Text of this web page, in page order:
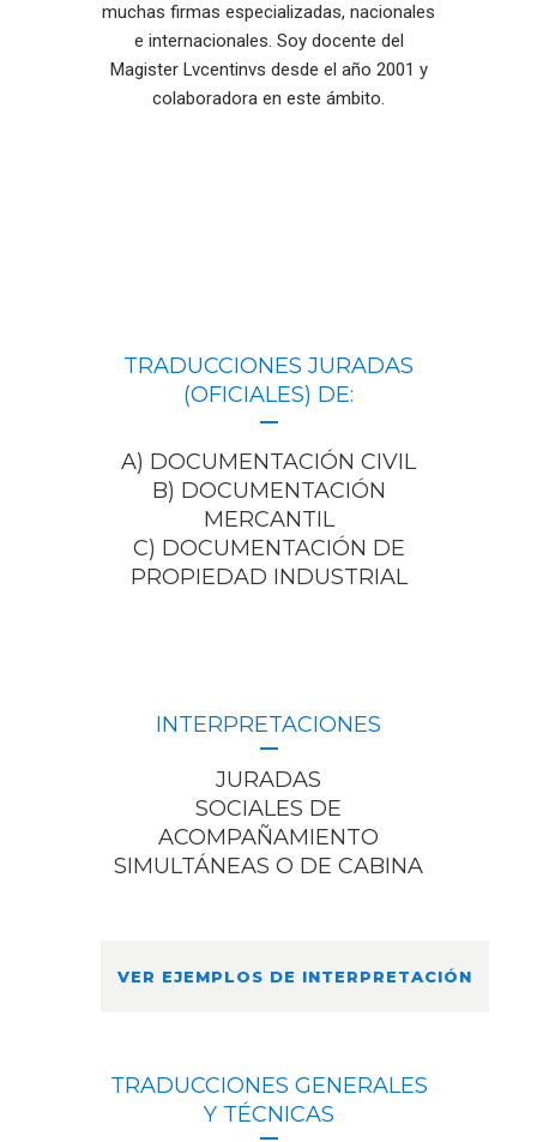
muchas firmas especializadas, nacionales
e internacionales. Soy docente del
Magister Lvcentinvs desde el año 2001 y
colaboradora en este ámbito.
TRADUCCIONES JURADAS
(OFICIALES) DE:
A) DOCUMENTACIÓN CIVIL
B) DOCUMENTACIÓN
MERCANTIL
C) DOCUMENTACIÓN DE
PROPIEDAD INDUSTRIAL
INTERPRETACIONES
JURADAS
SOCIALES DE
ACOMPAÑAMIENTO
SIMULTÁNEAS O DE CABINA
VER EJEMPLOS DE INTERPRETACIÓN
TRADUCCIONES GENERALES
Y TÉCNICAS